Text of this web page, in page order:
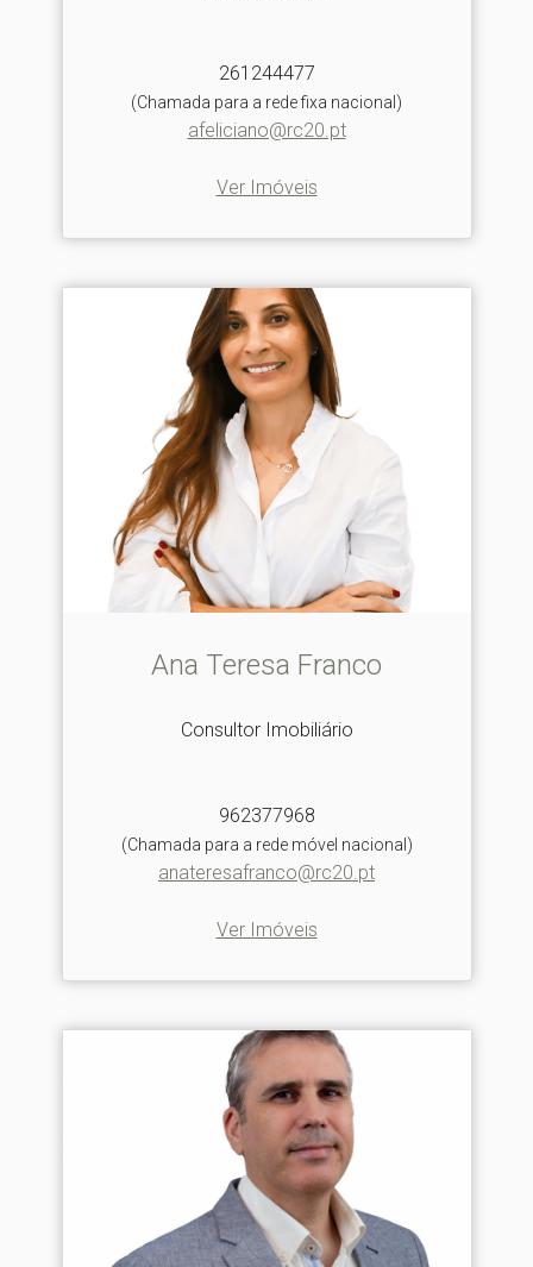
261244477
(Chamada para a rede fixa nacional)
afeliciano@rc20.pt
Ver Imóveis
Ana Teresa Franco
Consultor Imobiliário
962377968
(Chamada para a rede móvel nacional)
anateresafranco@rc20.pt
Ver Imóveis